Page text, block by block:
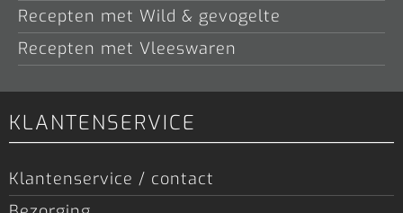
Recepten met Wild & gevogelte
Recepten met Vleeswaren
KLANTENSERVICE
Klantenservice / contact